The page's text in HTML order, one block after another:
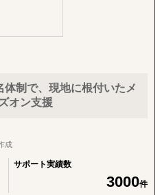
にとって適切な調査・分析を
者の方は、壁打ちからでも対
談ください。
かわからない」といったご
戦略を徹底的に解剖し、貴社
まで実施します。
、オンライン・現地でのアプ
グ、取引仲介スキームによ
う成果に直結する実行支援で
正しいパートナーとの掛け
、ターゲットリストの優先
約・スキーム構築、そして開
・プロジェクト管理・ロード
制で、現地に根付いたメ
オン支援
成
サポート実績数
3000件